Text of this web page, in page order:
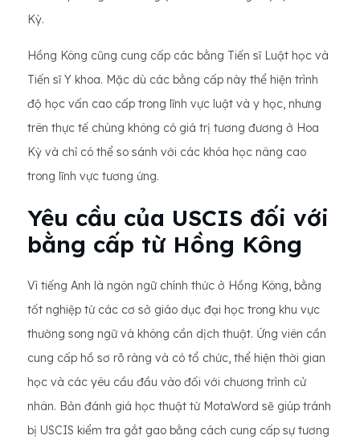
Kỳ.
Hồng Kông cũng cung cấp các bằng Tiến sĩ Luật học và
Tiến sĩ Y khoa. Mặc dù các bằng cấp này thể hiện trình
độ học vấn cao cấp trong lĩnh vực luật và y học, nhưng
trên thực tế chúng không có giá trị tương đương ở Hoa
Kỳ và chỉ có thể so sánh với các khóa học nâng cao
trong lĩnh vực tương ứng.
Yêu cầu của USCIS đối với
bằng cấp từ Hồng Kông
Vì tiếng Anh là ngôn ngữ chính thức ở Hồng Kông, bằng
tốt nghiệp từ các cơ sở giáo dục đại học trong khu vực
thường song ngữ và không cần dịch thuật. Ứng viên cần
cung cấp hồ sơ rõ ràng và có tổ chức, thể hiện thời gian
học và các yêu cầu đầu vào đối với chương trình cử
nhân. Bản đánh giá học thuật từ MotaWord sẽ giúp tránh
bị USCIS kiểm tra gắt gao bằng cách cung cấp sự tương